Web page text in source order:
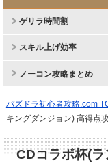
ゲリラ時間割
スキル上げ効率
ノーコン攻略まとめ
パズドラ初心者攻略.com
キングダンジョン) 高得点
CDコラボ杯(